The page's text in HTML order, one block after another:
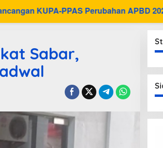
Perubahan APBD 2026 ke DPRD
Sabar,